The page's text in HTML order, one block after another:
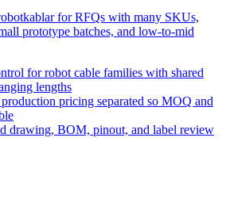
for RFQs with many SKUs,
prototype batches, and low-to-mid
for robot cable families with shared
lengths
pricing separated so MOQ and
drawing, BOM, pinout, and label review